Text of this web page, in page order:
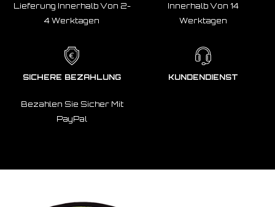
Lieferung Innerhalb Von 2-
4 Werktagen
Innerhalb Von 14
Werktagen
SICHERE BEZAHLUNG
Bezahlen Sie Sicher Mit
PayPal
KUNDENDIENST